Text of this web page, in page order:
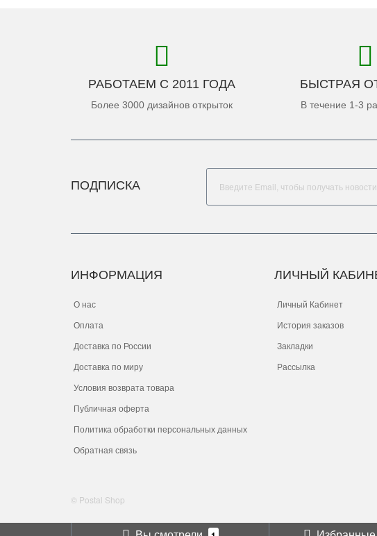
РАБОТАЕМ С 2011 ГОДА
Более 3000 дизайнов открыток
БЫСТРАЯ
В течение 1-3
ПОДПИСКА
ИНФОРМАЦИЯ
О нас
Оплата
Доставка по России
Доставка по миру
Условия возврата товара
Публичная оферта
Политика обработки персональных данных
Обратная связь
ЛИЧНЫЙ
Личный Кабинет
История заказов
Закладки
Рассылка
© Postal Shop